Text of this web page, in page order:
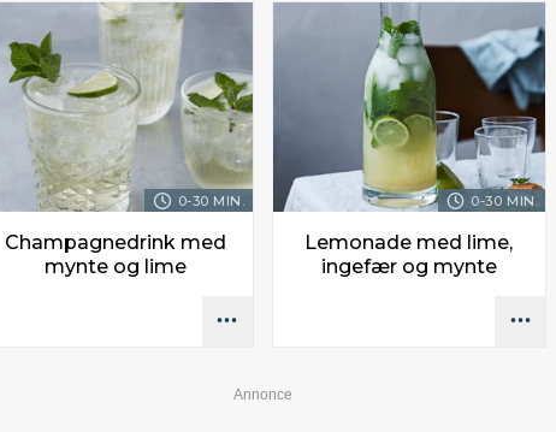
0-30 MIN.
Champagnedrink med
mynte og lime
0-30 MIN.
Lemonade med lime,
ingefær og mynte